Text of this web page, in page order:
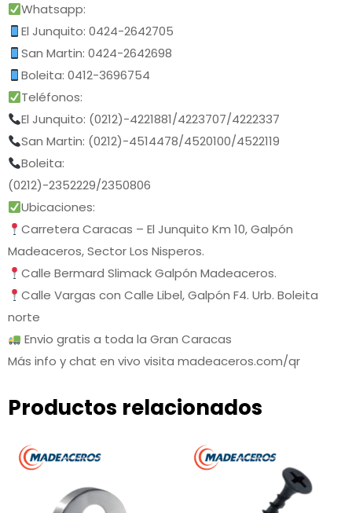
Whatsapp:
El Junquito: 0424-2642705
San Martin: 0424-2642698
Boleita: 0412-3696754
Teléfonos:
El Junquito: (0212)-4221881/4223707/4222337
San Martin: (0212)-4514478/4520100/4522119
Boleita:
(0212)-2352229/2350806
Ubicaciones:
Carretera Caracas – El Junquito Km 10, Galpón
Madeaceros, Sector Los Nisperos.
Calle Bermard Slimack Galpón Madeaceros.
Calle Vargas con Calle Libel, Galpón F4. Urb. Boleita
norte
Envio gratis a toda la Gran Caracas
Más info y chat en vivo visita madeaceros.com/qr
Productos relacionados